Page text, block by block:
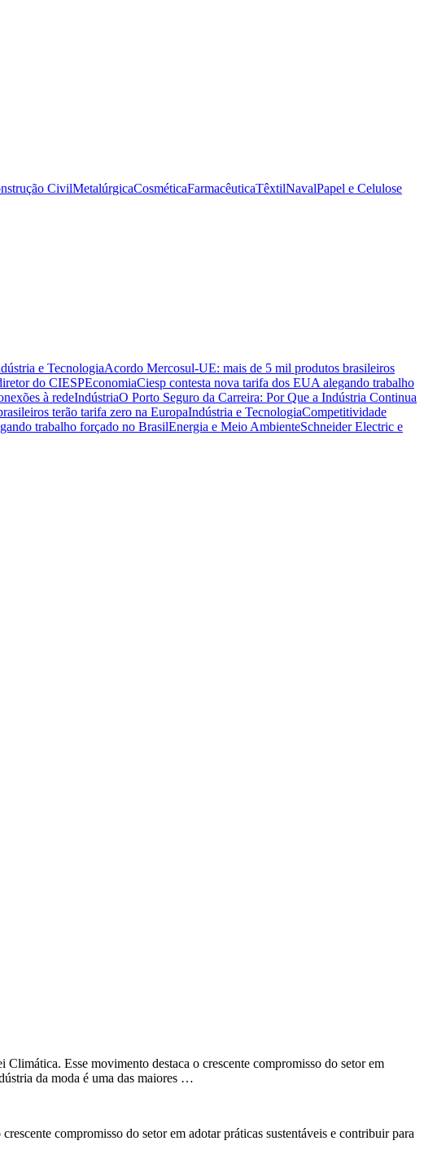
CivilMetalúrgicaCosméticaFarmacêuticaTêxtilNavalPapel e Celulose
e TecnologiaAcordo Mercosul-UE: mais de 5 mil produtos brasileiros
do CIESPEconomiaCiesp contesta nova tarifa dos EUA alegando trabalho
à redeIndústriaO Porto Seguro da Carreira: Por Que a Indústria Continua
terão tarifa zero na EuropaIndústria e TecnologiaCompetitividade
trabalho forçado no BrasilEnergia e Meio AmbienteSchneider Electric e
Esse movimento destaca o crescente compromisso do setor em
da moda é uma das maiores …
compromisso do setor em adotar práticas sustentáveis e contribuir para